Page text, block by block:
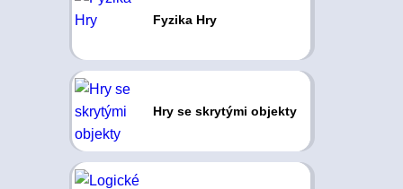
Fyzika Hry
Hry se skrytými objekty